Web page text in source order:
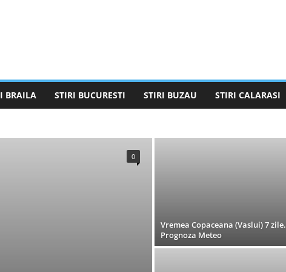
BRAILA STIRI BUCURESTI STIRI BUZAU STIRI CALARASI
0
Vremea Copaceana (Vaslui) 7 zile.
Prognoza Meteo